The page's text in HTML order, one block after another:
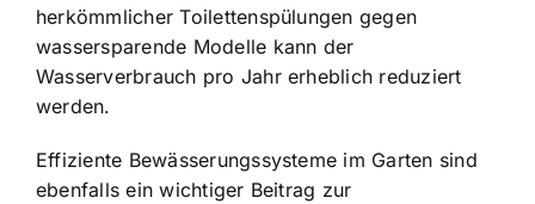
herkömmlicher Toilettenspülungen gegen
wassersparende Modelle kann der
Wasserverbrauch pro Jahr erheblich reduziert
werden.
Effiziente Bewässerungssysteme im Garten sind
ebenfalls ein wichtiger Beitrag zur